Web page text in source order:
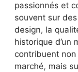
passionnés et
souvent sur
design, la
historique d’un
contribuent
marché, mais